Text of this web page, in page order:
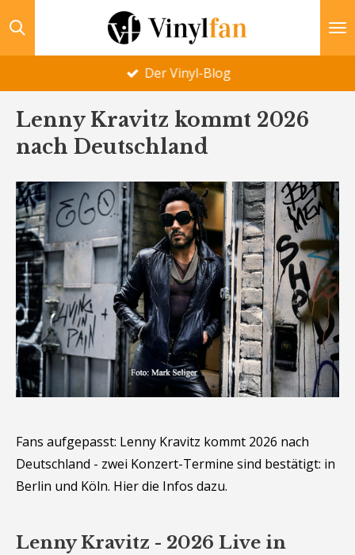
Zum
Hauptinhalt
Der Vinyl-Blog
Lenny Kravitz kommt 2026
nach Deutschland
Fans aufgepasst: Lenny Kravitz kommt 2026 nach
Deutschland - zwei Konzert-Termine sind bestätigt: in
Berlin und Köln. Hier die Infos dazu.
Lenny Kravitz - 2026 Live in